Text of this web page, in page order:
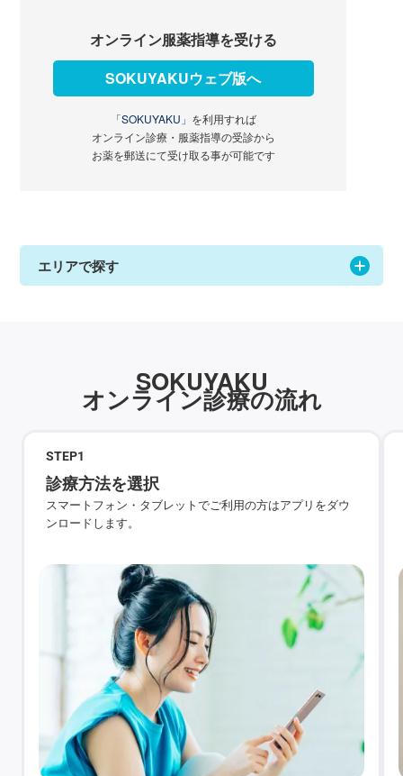
オンライン服薬指導を受ける
SOKUYAKUウェブ版へ
「SOKUYAKU」 を利用すれば
オンライン診療・服薬指導の受診から
お薬を郵送にて受け取る事が可能です
エリアで探す
SOKUYAKU
オンライン診療の流れ
STEP1
診療方法を選択
スマートフォン・タブレットでご利用の方はアプリをダウ
ンロードします。